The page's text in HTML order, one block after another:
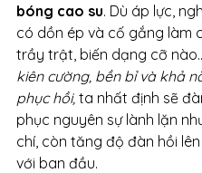
bóng cao su. Dù áp lực,
có dồn ép và cố gắng làm
trầy trật, biến dạng cỡ
kiên cường, bền bỉ và khả
phục hồi, ta nhất định sẽ
phục nguyên sự lành lặn
chí, còn tăng độ đàn hồi
với ban đầu.